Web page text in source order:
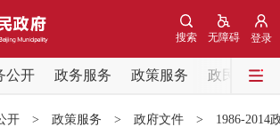
登录
无障碍
搜索
公开 政务服务 政策服务
政民互动
开 > 政策服务 > 政府文件 > 1986-2014